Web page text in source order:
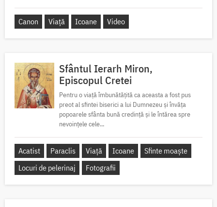
Canon Viață Icoane Video
Sfântul Ierarh Miron,
Episcopul Cretei
Pentru o viață îmbunătățită ca aceasta a fost pus
preot al sfintei biserici a lui Dumnezeu și învăța
popoarele sfânta bună credință și le întărea spre
nevoințele cele...
Acatist Paraclis Viață Icoane
Sfinte moaște
Locuri de pelerinaj
Fotografii